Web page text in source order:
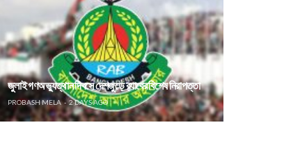
জুলাই গণঅভ্যুত্থান দিবসে দেশজুড়ে র‌্যাবের বিশেষ নিরাপত্তা
PROBASH MELA 2 DAYS AGO